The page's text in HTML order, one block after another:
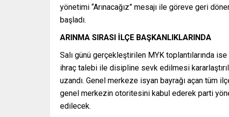
yönetimi “Arınacağız” mesajı ile göreve geri
başladı.
ARINMA SIRASI İLÇE BAŞKANLIKLARINDA
Salı günü gerçekleştirilen MYK toplantılarında
ihraç talebi ile disipline sevk edilmesi
uzandı. Genel merkeze isyan bayrağı açan tüm
genel merkezin otoritesini kabul ederek parti
edilecek.